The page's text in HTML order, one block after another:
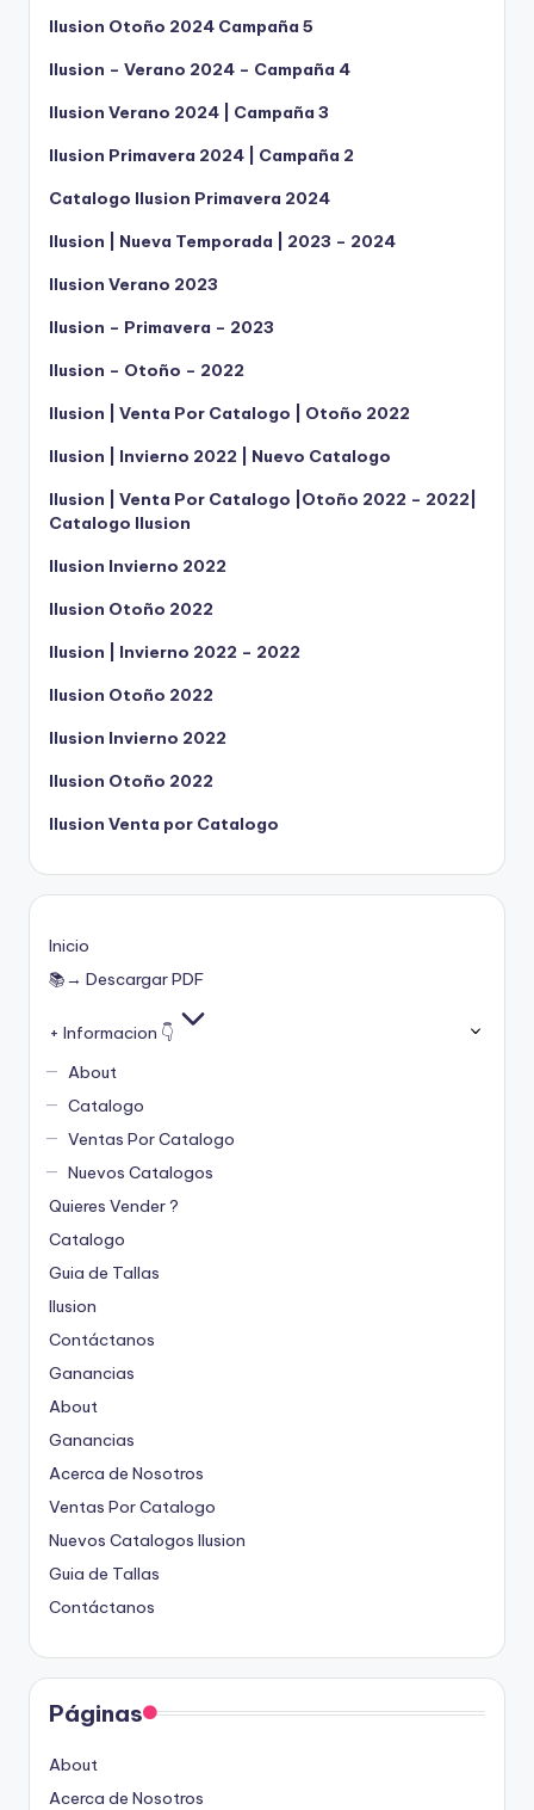
Ilusion Otoño 2024 Campaña 5
Ilusion – Verano 2024 – Campaña 4
Ilusion Verano 2024 | Campaña 3
Ilusion Primavera 2024 | Campaña 2
Catalogo Ilusion Primavera 2024
Ilusion | Nueva Temporada | 2023 – 2024
Ilusion Verano 2023
Ilusion – Primavera – 2023
Ilusion – Otoño – 2022
Ilusion | Venta Por Catalogo | Otoño 2022
Ilusion | Invierno 2022 | Nuevo Catalogo
Ilusion | Venta Por Catalogo |Otoño 2022 – 2022|
Catalogo Ilusion
Ilusion Invierno 2022
Ilusion Otoño 2022
Ilusion | Invierno 2022 – 2022
Ilusion Otoño 2022
Ilusion Invierno 2022
Ilusion Otoño 2022
Ilusion Venta por Catalogo
Inicio
📚→ Descargar PDF
+ Informacion 👇
About
Catalogo
Ventas Por Catalogo
Nuevos Catalogos
Quieres Vender ?
Catalogo
Guia de Tallas
Ilusion
Contáctanos
Ganancias
About
Ganancias
Acerca de Nosotros
Ventas Por Catalogo
Nuevos Catalogos Ilusion
Guia de Tallas
Contáctanos
Páginas
About
Acerca de Nosotros